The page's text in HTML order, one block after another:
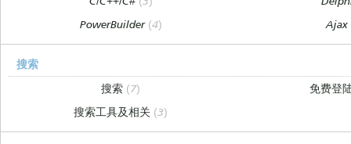
PowerBuilder (4) Ajax
搜索
搜索 (7)
免费登
搜索工具及相关 (3)